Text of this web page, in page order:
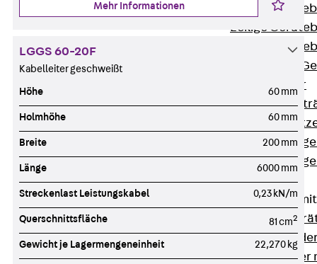
Runde
Eckige
Eckige
Zubehör für
Geräteträger
Multimedia
Gerätebecher
Zurück
Gerätebecher
Mehr Informationen
LGGS 60-20F
Kabelleiter geschweißt
Höhe 60 mm
Holmhöhe 60 mm
Breite 200 mm
Länge 6000 mm
Streckenlast Leistungskabel 0,23 kN/m
Querschnittsfläche 81 cm2
Gewicht je Lagermengeneinheit 22,270 kg